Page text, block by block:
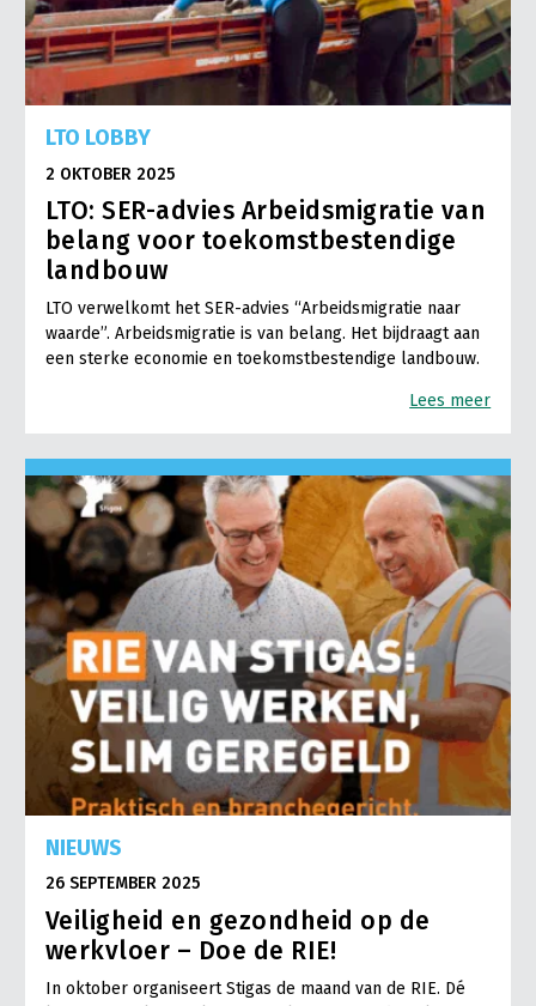
LTO LOBBY
2 OKTOBER 2025
LTO: SER-advies Arbeidsmigratie van
belang voor toekomstbestendige
landbouw
LTO verwelkomt het SER-advies “Arbeidsmigratie naar
waarde”. Arbeidsmigratie is van belang. Het bijdraagt aan
een sterke economie en toekomstbestendige landbouw.
Lees meer
NIEUWS
26 SEPTEMBER 2025
Veiligheid en gezondheid op de
werkvloer – Doe de RIE!
In oktober organiseert Stigas de maand van de RIE. Dé